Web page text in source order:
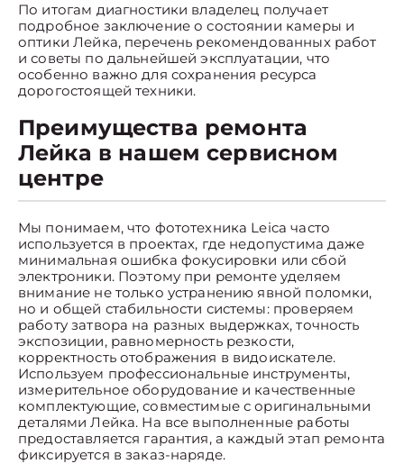
По итогам диагностики владелец получает
подробное заключение о состоянии камеры и
оптики Лейка, перечень рекомендованных работ
и советы по дальнейшей эксплуатации, что
особенно важно для сохранения ресурса
дорогостоящей техники.
Преимущества ремонта
Лейка в нашем сервисном
центре
Мы понимаем, что фототехника Leica часто
используется в проектах, где недопустима даже
минимальная ошибка фокусировки или сбой
электроники. Поэтому при ремонте уделяем
внимание не только устранению явной поломки,
но и общей стабильности системы: проверяем
работу затвора на разных выдержках, точность
экспозиции, равномерность резкости,
корректность отображения в видоискателе.
Используем профессиональные инструменты,
измерительное оборудование и качественные
комплектующие, совместимые с оригинальными
деталями Лейка. На все выполненные работы
предоставляется гарантия, а каждый этап ремонта
фиксируется в заказ-наряде.